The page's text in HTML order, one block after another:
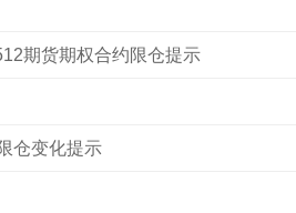
期货期权合约限仓提示
仓变化提示